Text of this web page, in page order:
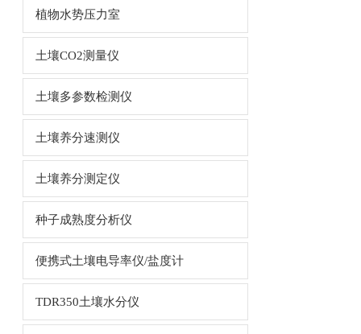
植物水势压力室
土壤CO2测量仪
土壤多参数检测仪
土壤养分速测仪
土壤养分测定仪
种子成熟度分析仪
便携式土壤电导率仪/盐度计
TDR350土壤水分仪